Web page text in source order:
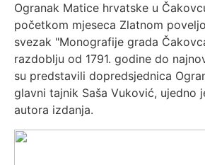
Ogranak Matice hrvatske u
početkom mjeseca Zlatnom
svezak "Monografije grada
razdoblju od 1791. godine do
su predstavili dopredsjednica
glavni tajnik Saša Vuković, ujedno
autora izdanja.